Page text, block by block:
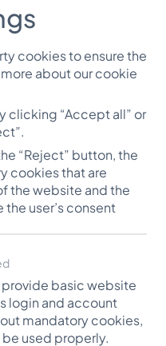
Veterinārija”. Drīz
fonda atbalstu, tapa
prasmīgi iebūvēta
par ceļojošu aprūpes
2023. gadā
veterinārijā”.
savā dzimtajā
stipendijas ziedotāja,
izglītību sasniegt tādu
citiem.
cookies to ensure the
about our cookie
clicking “Accept all” or
“Reject” button, the
cookies that are
the website and the
user’s consent
basic website
login and account
mandatory cookies,
used properly.